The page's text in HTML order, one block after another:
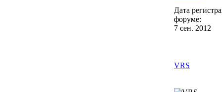
Дата
форуме:
7 сен. 2012
VRS